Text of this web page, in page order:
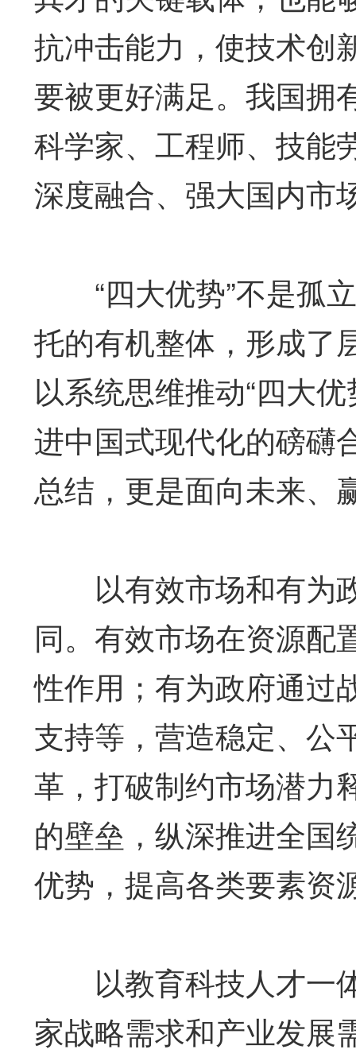
抗冲击能力，使技术创
要被更好满足。我国拥
科学家、工程师、技能
深度融合、强大国内市
“四大优势”不是孤立
托的有机整体，形成了
以系统思维推动“四大
进中国式现代化的磅礴
总结，更是面向未来、
以有效市场和有为
同。有效市场在资源配
性作用；有为政府通过
支持等，营造稳定、公
革，打破制约市场潜力
的壁垒，纵深推进全国
优势，提高各类要素资
以教育科技人才一
家战略需求和产业发展